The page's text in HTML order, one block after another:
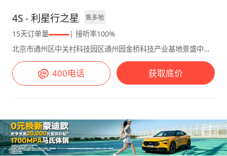
4S - 利星行之星 售多地
15天订单量
| 接听率100%
北京市通州区中关村科技园区通州园金桥科技产业基地景盛中街12号
400电话 获取底价